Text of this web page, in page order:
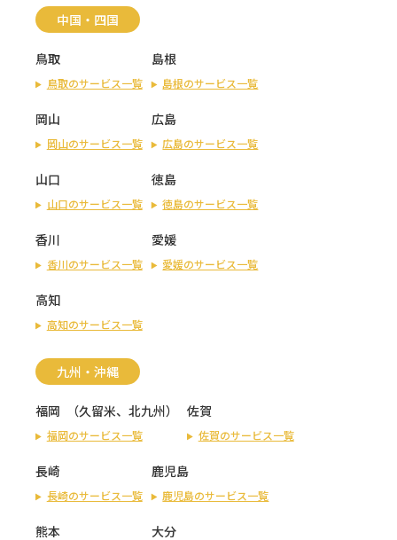
中国・四国
鳥取
鳥取のサービス一覧
島根
島根のサービス一覧
岡山
岡山のサービス一覧
広島
広島のサービス一覧
山口
山口のサービス一覧
徳島
徳島のサービス一覧
香川
香川のサービス一覧
愛媛
愛媛のサービス一覧
高知
高知のサービス一覧
九州・沖縄
福岡 （久留米、 北九州）
福岡のサービス一覧
佐賀
佐賀のサービス一覧
長崎
長崎のサービス一覧
鹿児島
鹿児島のサービス一覧
熊本 大分